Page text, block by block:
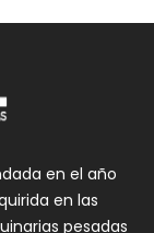
en el año
en las
pesadas